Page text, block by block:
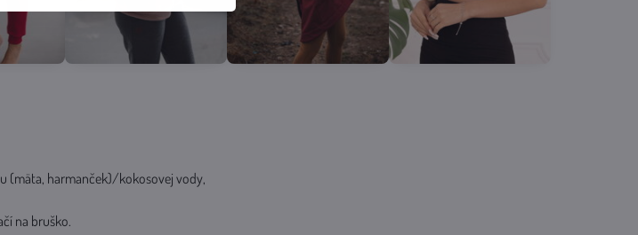
(mäta, harmanček)/kokosovej vody,
na bruško.